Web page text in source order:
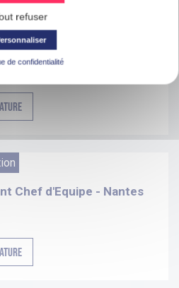
de direction - Saint-
Chef d'Equipe - Nantes
refuser
de confidentialité